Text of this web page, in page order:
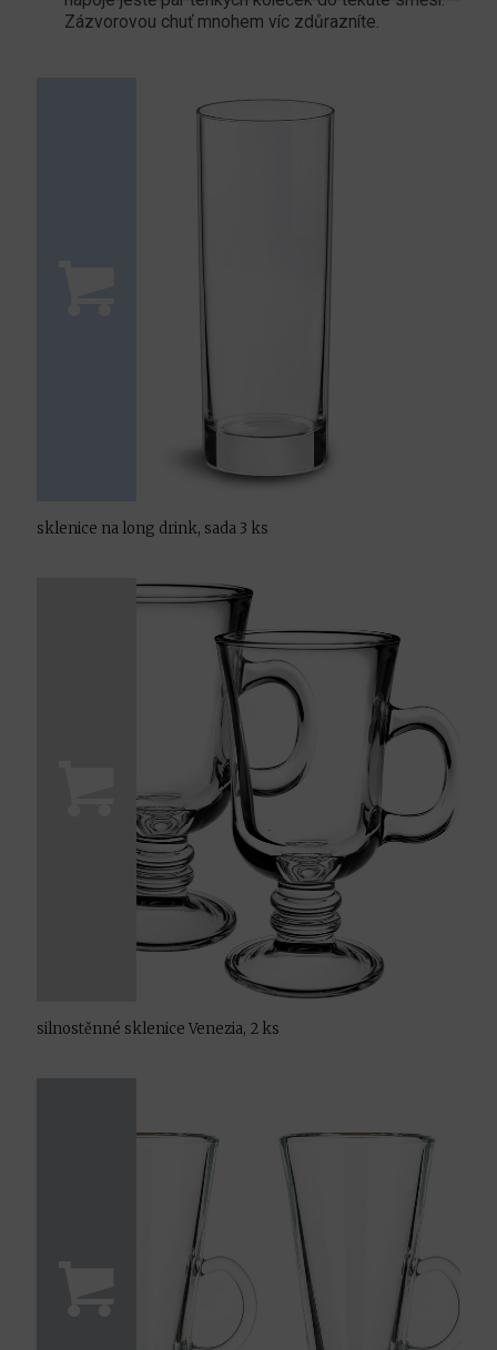
Zázvorovou chuť mnohem víc zdůrazníte.
sklenice na long drink, sada 3 ks
silnostěnné sklenice Venezia, 2 ks